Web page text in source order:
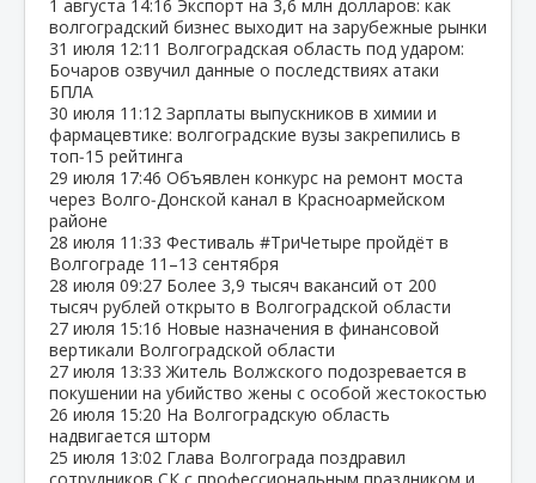
1 августа 14:16 Экспорт на 3,6 млн долларов: как
волгоградский бизнес выходит на зарубежные рынки
31 июля 12:11 Волгоградская область под ударом:
Бочаров озвучил данные о последствиях атаки
БПЛА
30 июля 11:12 Зарплаты выпускников в химии и
фармацевтике: волгоградские вузы закрепились в
топ‑15 рейтинга
29 июля 17:46 Объявлен конкурс на ремонт моста
через Волго‑Донской канал в Красноармейском
районе
28 июля 11:33 Фестиваль #ТриЧетыре пройдёт в
Волгограде 11–13 сентября
28 июля 09:27 Более 3,9 тысяч вакансий от 200
тысяч рублей открыто в Волгоградской области
27 июля 15:16 Новые назначения в финансовой
вертикали Волгоградской области
27 июля 13:33 Житель Волжского подозревается в
покушении на убийство жены с особой жестокостью
26 июля 15:20 На Волгоградскую область
надвигается шторм
25 июля 13:02 Глава Волгограда поздравил